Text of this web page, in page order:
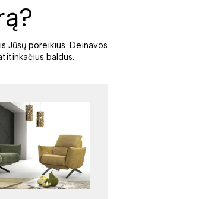
Jūsų poreikius. Deinavos
baldus.